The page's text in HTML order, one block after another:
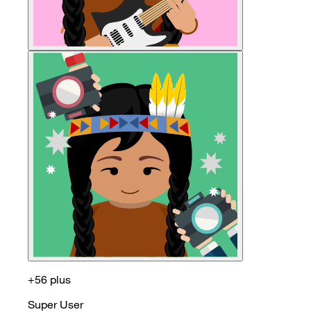
+56 plus
Super User